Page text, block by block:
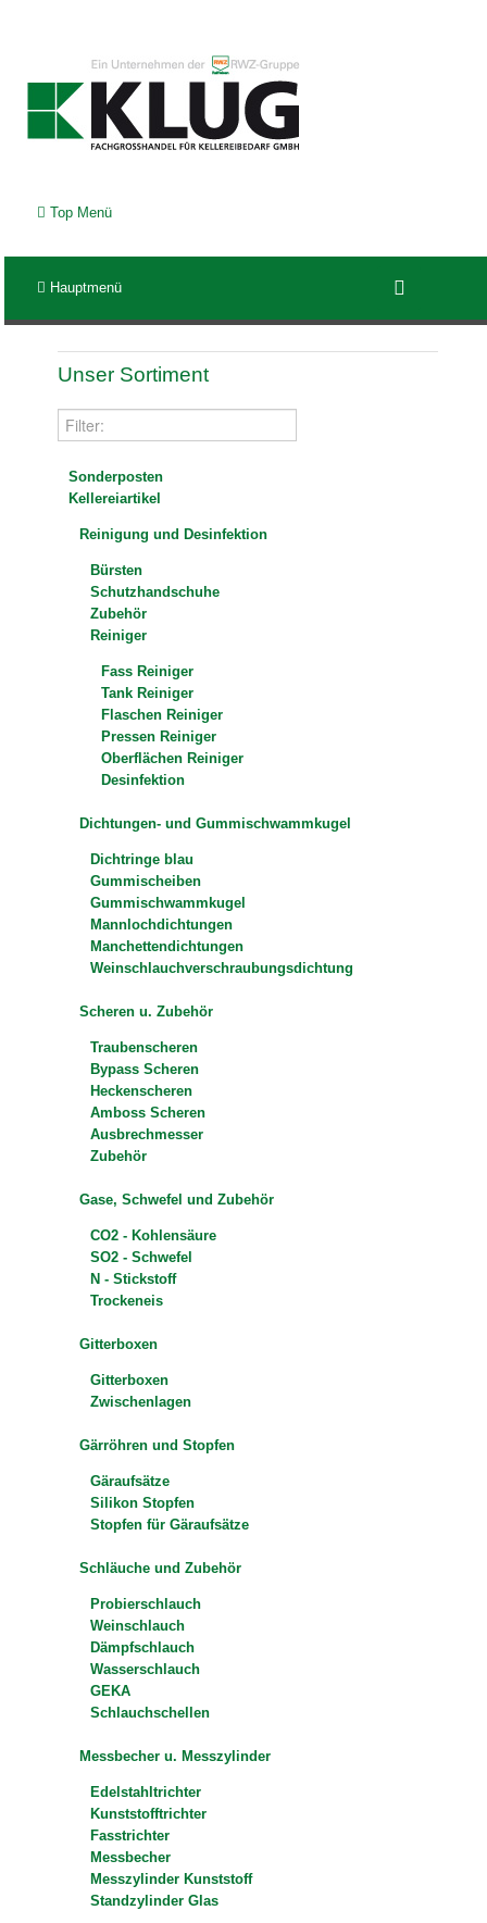
Top Menü
Hauptmenü
Unser Sortiment
Sonderposten
Kellereiartikel
Reinigung und Desinfektion
Bürsten
Schutzhandschuhe
Zubehör
Reiniger
Fass Reiniger
Tank Reiniger
Flaschen Reiniger
Pressen Reiniger
Oberflächen Reiniger
Desinfektion
Dichtungen- und Gummischwammkugel
Dichtringe blau
Gummischeiben
Gummischwammkugel
Mannlochdichtungen
Manchettendichtungen
Weinschlauchverschraubungsdichtung
Scheren u. Zubehör
Traubenscheren
Bypass Scheren
Heckenscheren
Amboss Scheren
Ausbrechmesser
Zubehör
Gase, Schwefel und Zubehör
CO2 - Kohlensäure
SO2 - Schwefel
N - Stickstoff
Trockeneis
Gitterboxen
Gitterboxen
Zwischenlagen
Gärröhren und Stopfen
Gäraufsätze
Silikon Stopfen
Stopfen für Gäraufsätze
Schläuche und Zubehör
Probierschlauch
Weinschlauch
Dämpfschlauch
Wasserschlauch
GEKA
Schlauchschellen
Messbecher u. Messzylinder
Edelstahltrichter
Kunststofftrichter
Fasstrichter
Messbecher
Messzylinder Kunststoff
Standzylinder Glas